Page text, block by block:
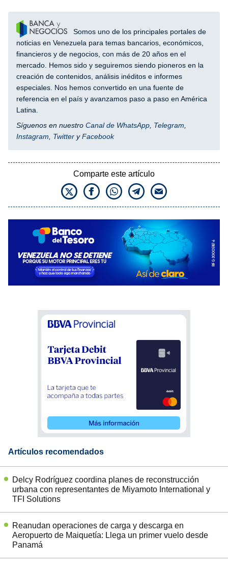
Somos uno de los principales portales de
noticias en Venezuela para temas bancarios, económicos,
financieros y de negocios, con más de 20 años en el
mercado. Hemos sido y seguiremos siendo pioneros en la
creación de contenidos, análisis inéditos e informes
especiales. Nos hemos convertido en una fuente de
referencia en el país y avanzamos paso a paso en América
Latina.
Síguenos en nuestro Canal de WhatsApp, Telegram,
Instagram, Twitter yFacebook
Comparte este artículo
Artículos recomendados
Delcy Rodríguez coordina planes de reconstrucción
urbana con representantes de Miyamoto International y
TFI Solutions
Reanudan operaciones de carga y descarga en
Aeropuerto de Maiquetía: Llega un primer vuelo desde
Panamá